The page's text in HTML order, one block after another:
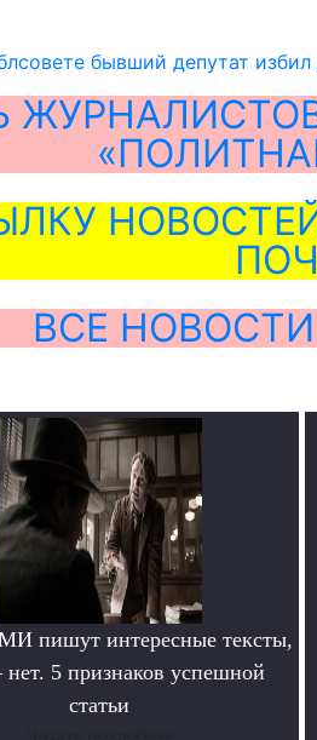
бывший депутат
ВСЕ
пишут интересные тексты,
5 признаков успешной
статьи